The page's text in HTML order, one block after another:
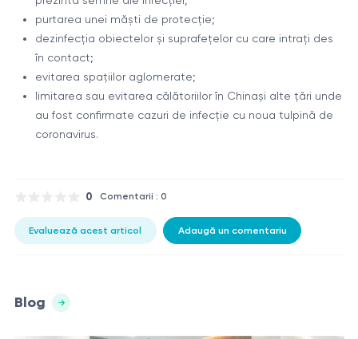
purtarea unei măşti de protecţie;
dezinfecţia obiectelor şi suprafeţelor cu care intraţi des
în contact;
evitarea spaţiilor aglomerate;
limitarea sau evitarea călătoriilor în Chinaşi alte ţări unde
au fost confirmate cazuri de infecţie cu noua tulpină de
coronavirus.
0 Comentarii : 0
Evaluează acest articol Adaugă un comentariu
Blog